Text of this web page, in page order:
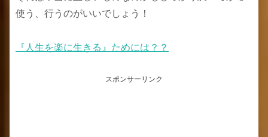
使う、行うのがいいでしょう！
『人生を楽に生きる』ためには？？
スポンサーリンク